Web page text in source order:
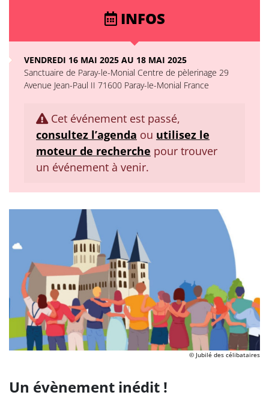
INFOS
VENDREDI 16 MAI 2025 AU 18 MAI 2025
Sanctuaire de Paray-le-Monial Centre de pèlerinage 29
Avenue Jean-Paul II 71600 Paray-le-Monial France
Cet événement est passé,
consultez l’agenda ou utilisez le
moteur de recherche pour trouver
un événement à venir.
© Jubilé des célibataires
Un évènement inédit !